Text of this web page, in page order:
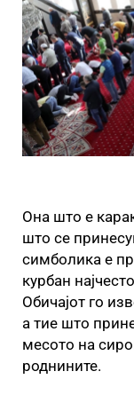
Она што е
што се
симболика е
курбан
Обичајот го
а тие што
месото на
роднините.